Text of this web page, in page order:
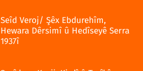
Seîd Veroj/ Şêx Ebdurehîm,
Hewara Dêrsimî û Hedîseyê Serra
1937î